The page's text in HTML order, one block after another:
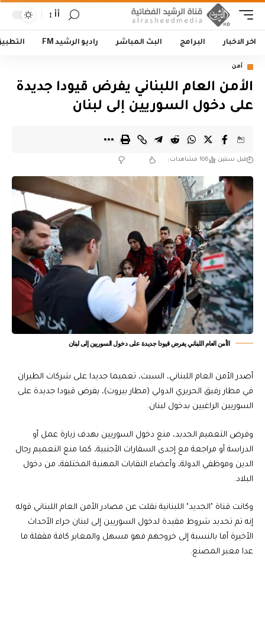
أأ
اخر الاخبار البرامج البث المباشر راديو الرشيد FM
أمن
الأمن العام اللبناني يفرض قيودا جديدة
على دخول السوريين إلى لبنان
قبل سنتين 106 مشاهدات
الأمن العام اللبناني يفرض قيودا جديدة على دخول السوريين إلى لبنان
أصدر الأمن العام اللبناني، السبت، تعميما جديدا على شركات الطيران
في مطار رفيق الحريري الدولي (مطار بيروت)، يفرض قيودا جديدة على
السوريين الراغبين بدخول لبنان.
وفرض التعميم الجديد، منع دخول السوريين بهدف زيارة عمل أو
الدراسة أو مراجعة مع إحدى السفارات الأجنبية، كما منع التعميم رجال
الدين وموظفي الدولة، وأعضاء النقابات المهنية المختلفة، من دخول
البلاد.
وكانت قناة "الجديد" اللبنانية نقلت عن مصادر الأمن العام اللبناني قوله
إنه تم تحديد شروط مقيدة لدخول السوريين إلى لبنان جراء الأحداث
الأخيرة أما بالنسبة إلى خروجهم فهو مسهل والمعابر كافة مقفلة ما
عدا معبر المصنع.